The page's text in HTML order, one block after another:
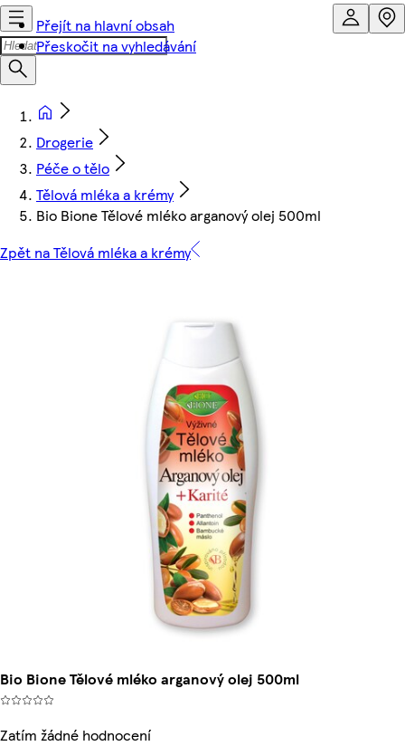
Přejít na hlavní obsah
Přeskočit na vyhledávání
Drogerie
Péče o tělo
Tělová mléka a krémy
Bio Bione Tělové mléko arganový olej 500ml
Zpět na Tělová mléka a krémy
Bio Bione Tělové mléko arganový olej 500ml
Zatím žádné hodnocení